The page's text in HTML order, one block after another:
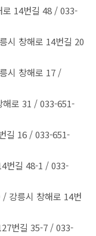
로 14번길 48 / 033-
시 창해로 14번길 20
시 창해로 17 /
해로 31 / 033-651-
길 16 / 033-651-
번길 48-1 / 033-
강릉시 창해로 14번
번길 35-7 / 033-